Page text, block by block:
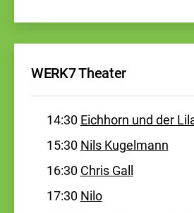
WERK7 Theater
14:30 Eichhorn und der
15:30 Nils Kugelmann
16:30 Chris Gall
17:30 Nilo